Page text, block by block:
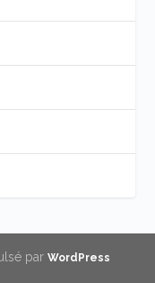
par WordPress